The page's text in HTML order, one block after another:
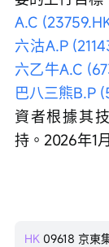
A.C
六沽A.P
六乙牛A.C
巴八三熊B.P
資者根據其
持。2026年1
HK 09618 京東